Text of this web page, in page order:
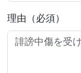
理由（必須）